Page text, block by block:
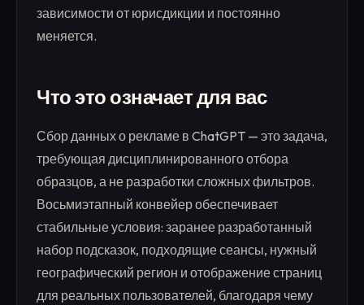
зависимости от юрисдикции и постоянно
меняется.
Что это означает для вас
Сбор данных о рекламе в ChatGPT — это задача,
требующая дисциплинированного отбора
образцов, а не разработки сложных фильтров.
Восьмиэтапный конвейер обеспечивает
стабильные условия: заранее разработанный
набор подсказок, подходящие сеансы, нужный
географический регион и отображение страниц
для реальных пользователей, благодаря чему